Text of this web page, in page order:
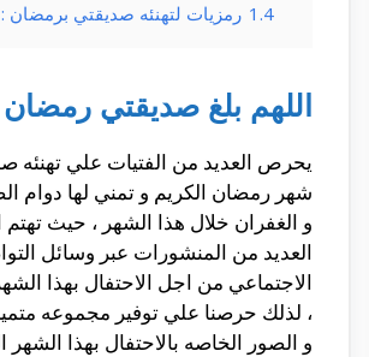
1.4 رمزيات لتهنئه صديقتي برمضان :
اللهم بلغ صديقتي
يحرص العديد من الفتيات علي تهنئه
شهر رمضان الكريم و تمني لها دوام
و الغفران خلال هذا الشهر ، حيث تهتم
العديد من المنشورات عبر وسائل
الاجتماعي من اجل الاحتفال بهذا
، لذلك حرصنا علي توفير مجموعه
و الصور الخاصه بالاحتفال بهذا الشهر